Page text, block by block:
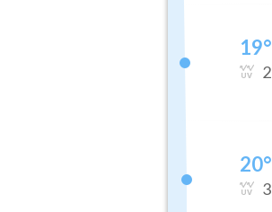
19°
2
20°
3